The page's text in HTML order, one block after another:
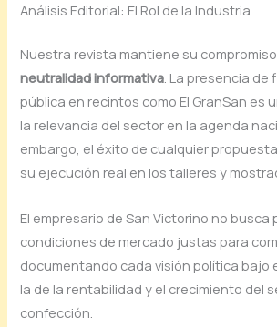
Análisis Editorial: El Rol de la Industria
Nuestra revista mantiene su
neutralidad informativa. La presencia de
pública en recintos como El GranSan es
la relevancia del sector en la agenda
embargo, el éxito de cualquier
su ejecución real en los talleres y
El empresario de San Victorino no
condiciones de mercado justas para
documentando cada visión política bajo
la de la rentabilidad y el crecimiento del
confección.